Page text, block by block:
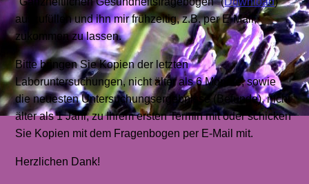
auszufüllen und ihn mir frühzeitig, z.B. per E-Mail,
zukommen zu lassen.
Bitte bringen Sie Kopien der letzten
Laboruntersuchungen, nicht älter als 6 Monate, sowie
die neuesten Untersuchungsergebnisse (Befunde), nicht
älter als 1 Jahr, zu Ihrem ersten Termin mit oder schicken
Sie Kopien mit dem Fragenbogen per E-Mail mit.
Herzlichen Dank!